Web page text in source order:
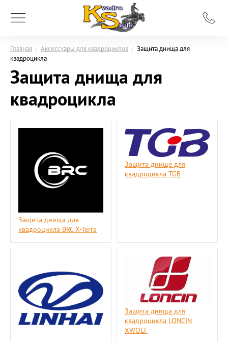
Главная / Аксессуары для квадроциклов / Защита днища для
квадроцикла
Защита днища для
квадроцикла
Защита днища для
квадроцикла BRC X-Terra
Защита днище для
квадроцикла TGB
Защита днища для
квадроцикла LONCIN
XWOLF